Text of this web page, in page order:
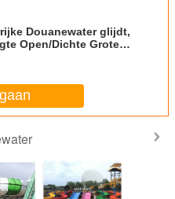
Douanewater glijdt,
Open/Dichte Grote